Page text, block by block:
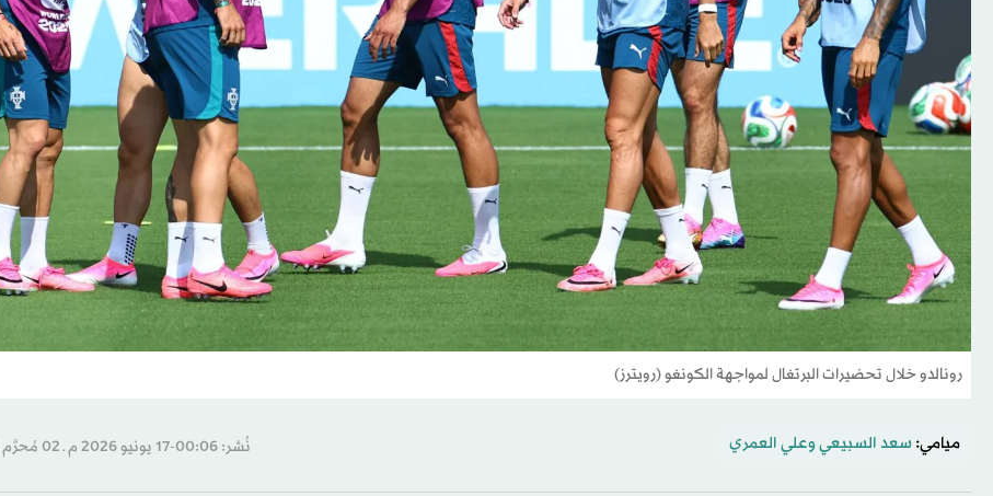
رونالدو خلال تحضيرات البرتغال لمواجهة الكونغو (رويترز)
ميامي: سعد السبيعيوعلي العمري نُشر: 00:06-17 يونيو 2026 م ـ 02 مُحرَّم 1448 هـ